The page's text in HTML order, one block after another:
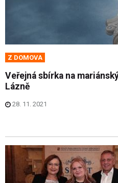
Z DOMOVA
Veřejná sbírka na
Lázně
28. 11. 2021